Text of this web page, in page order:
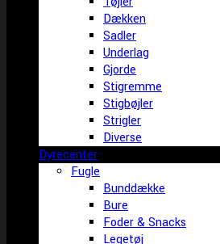
Dækken
Sadler
Underlag
Gjorde
Stigremme
Stigbøjler
Strigler
Diverse
Dyrecenter
Fugle
Bunddække
Bure
Foder & Snacks
Legetøj